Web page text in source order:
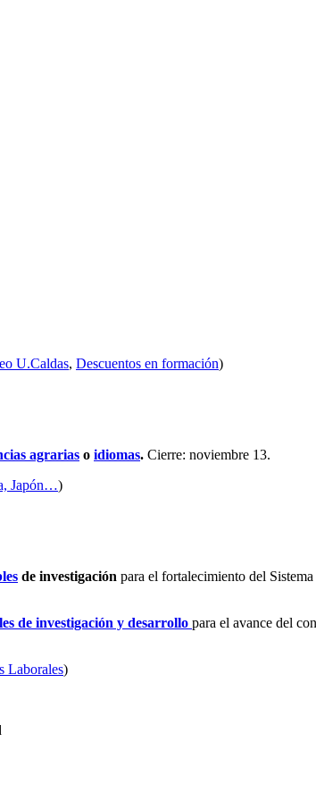
U.Caldas, Descuentos en formación)
agrarias o idiomas. Cierre: noviembre 13.
Japón…)
de investigación para el fortalecimiento del
de investigación y desarrollo para el avance del
Laborales)